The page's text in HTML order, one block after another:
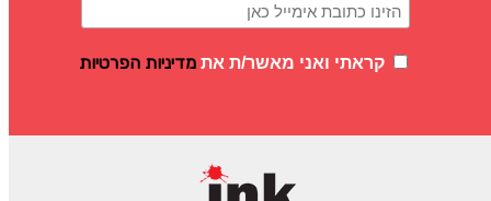
קראתי ואני מאשר/ת את מדיניות הפרטיות